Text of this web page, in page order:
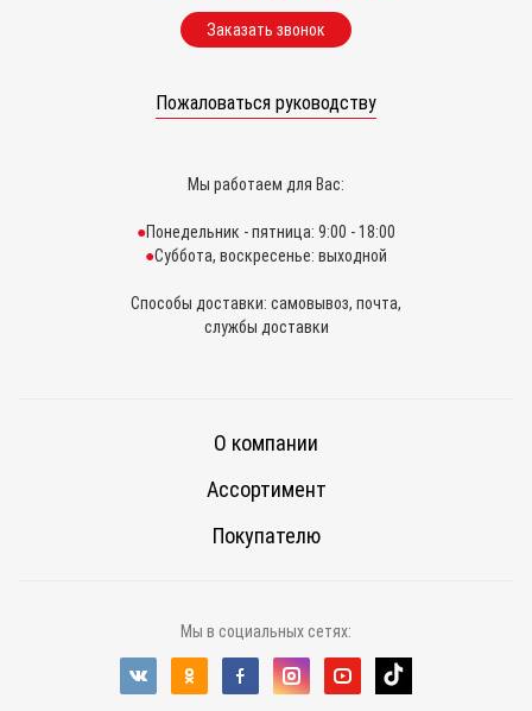
Заказать звонок
Пожаловаться руководству
Мы работаем для Вас:
Понедельник - пятница: 9:00 - 18:00
Суббота, воскресенье: выходной
Способы доставки: самовывоз, почта,
службы доставки
О компании
Ассортимент
Покупателю
Мы в социальных сетях: